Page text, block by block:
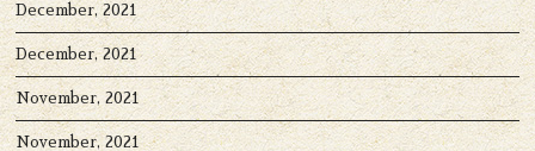
December, 2021
December, 2021
November, 2021
November, 2021